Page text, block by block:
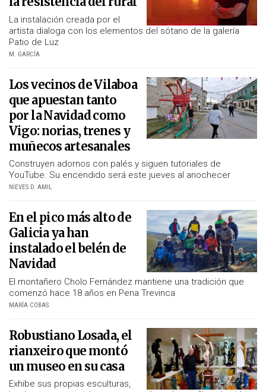
La instalación creada por el
artista dialoga con los elementos del sótano de la galería
Patio de Luz
M. GARCÍA
Los vecinos de Vilaboa
que apuestan tanto
por la Navidad como
Vigo: norias, trenes y
muñecos artesanales
Construyen adornos con palés y siguen tutoriales de
YouTube. Su encendido será este jueves al anochecer
NIEVES D. AMIL
En el pico más alto de
Galicia ya han
instalado el belén de
Navidad
El montañero Cholo Fernández mantiene una tradición que
comenzó hace 18 años en Pena Trevinca
MARÍA COBAS
Robustiano Losada, el
rianxeiro que montó
un museo en su casa
Exhibe sus propias esculturas,